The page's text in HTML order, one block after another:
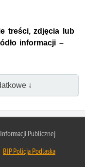
treści, zdjęcia lub
informacji –
↓
Publicznej
BIP Policja Podlaska